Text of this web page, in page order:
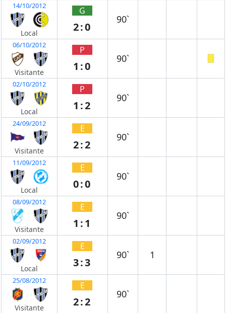
14/10/2012
Local
G
2:0
90`
06/10/2012
Visitante
P
1:0
90`
02/10/2012
Local
P
1:2
90`
24/09/2012
Visitante
E
2:2
90`
11/09/2012
Local
E
0:0
90`
08/09/2012
Visitante
E
1:1
90`
02/09/2012
Local
E
3:3
90` 1
25/08/2012
Visitante
E
2:2
90`